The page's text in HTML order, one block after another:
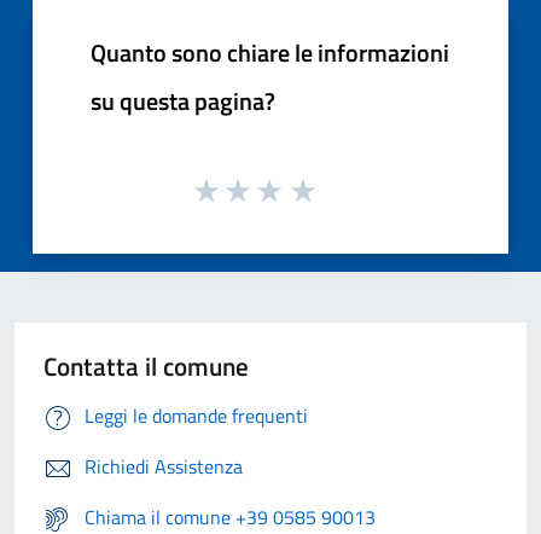
Quanto sono chiare le informazioni
su questa pagina?
Contatta il comune
Leggi le domande frequenti
Richiedi Assistenza
Chiama il comune +39 0585 90013